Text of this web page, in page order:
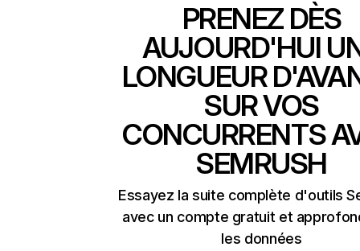
PRENEZ DÈS
AUJOURD'HUI
LONGUEUR
SUR VOS
CONCURRENTS
SEMRUSH
Essayez la suite complète d'outils
avec un compte gratuit et
les données